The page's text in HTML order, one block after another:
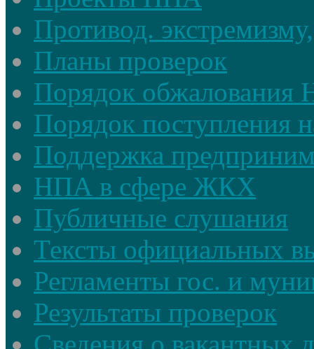
Противод.
Планы проверок
Порядок
Порядок поступления
Поддержка
НПА в сфере ЖКХ
Публичные слушания
Тексты официальных
Регламенты гос. и
Результаты проверок